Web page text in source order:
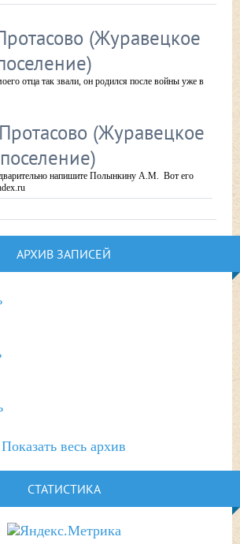
(Журавецкое
отца так звали, он родился после войны уже в
(Журавецкое
напишите Полынкину А.М. Вот его
АРХИВ ЗАПИСЕЙ
Показать весь архив
СТАТИСТИКА